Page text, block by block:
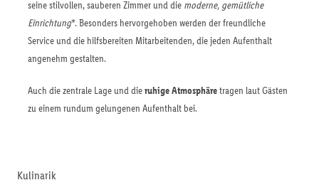
seine stilvollen, sauberen Zimmer und die moderne, gemütliche
Einrichtung*. Besonders hervorgehoben werden der freundliche
Service und die hilfsbereiten Mitarbeitenden, die jeden Aufenthalt
angenehm gestalten.
Auch die zentrale Lage und dieruhige Atmosphäretragen laut Gästen
zu einem rundum gelungenen Aufenthalt bei.
Kulinarik